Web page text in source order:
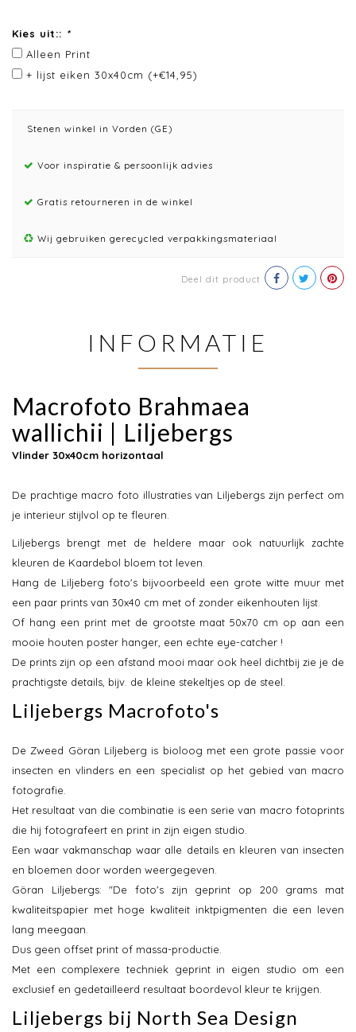
Kies uit:: *
Alleen Print
+ lijst eiken 30x40cm (+€14,95)
Stenen winkel in Vorden (GE)
Voor inspiratie & persoonlijk advies
Gratis retourneren in de winkel
Wij gebruiken gerecycled verpakkingsmateriaal
Deel dit product
INFORMATIE
Macrofoto Brahmaea
wallichii | Liljebergs
Vlinder 30x40cm horizontaal
De prachtige macro foto illustraties van Liljebergs zijn perfect om
je interieur stijlvol op te fleuren.
Liljebergs brengt met de heldere maar ook natuurlijk zachte
kleuren de Kaardebol bloem tot leven.
Hang de Liljeberg foto's bijvoorbeeld een grote witte muur met
een paar prints van 30x40 cm met of zonder eikenhouten lijst.
Of hang een print met de grootste maat 50x70 cm op aan een
mooie houten poster hanger, een echte eye-catcher !
De prints zijn op een afstand mooi maar ook heel dichtbij zie je de
prachtigste details, bijv. de kleine stekeltjes op de steel.
Liljebergs Macrofoto's
De Zweed Göran Liljeberg is bioloog met een grote passie voor
insecten en vlinders en een specialist op het gebied van macro
fotografie.
Het resultaat van die combinatie is een serie van macro fotoprints
die hij fotografeert en print in zijn eigen studio.
Een waar vakmanschap waar alle details en kleuren van insecten
en bloemen door worden weergegeven.
Göran Liljebergs: "De foto's zijn geprint op 200 grams mat
kwaliteitspapier met hoge kwaliteit inktpigmenten die een leven
lang meegaan.
Dus geen offset print of massa-productie.
Met een complexere techniek geprint in eigen studio om een
exclusief en gedetailleerd resultaat boordevol kleur te krijgen.
Liljebergs bij North Sea Design